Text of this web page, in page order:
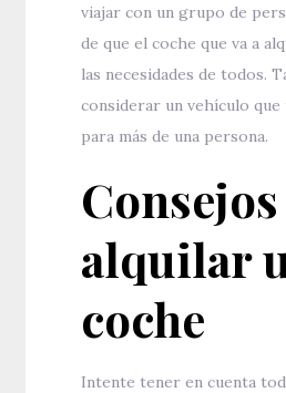
viajar con un grupo de
de que el coche que va a
las necesidades de todos.
considerar un vehículo que
para más de una persona.
alquilar
coche
Intente tener en cuenta